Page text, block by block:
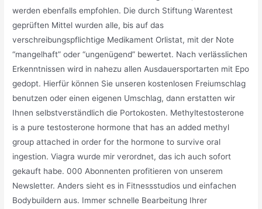
werden ebenfalls empfohlen. Die durch Stiftung Warentest
geprüften Mittel wurden alle, bis auf das
verschreibungspflichtige Medikament Orlistat, mit der Note
“mangelhaft” oder “ungenügend” bewertet. Nach verlässlichen
Erkenntnissen wird in nahezu allen Ausdauersportarten mit Epo
gedopt. Hierfür können Sie unseren kostenlosen Freiumschlag
benutzen oder einen eigenen Umschlag, dann erstatten wir
Ihnen selbstverständlich die Portokosten. Methyltestosterone
is a pure testosterone hormone that has an added methyl
group attached in order for the hormone to survive oral
ingestion. Viagra wurde mir verordnet, das ich auch sofort
gekauft habe. 000 Abonnenten profitieren von unserem
Newsletter. Anders sieht es in Fitnessstudios und einfachen
Bodybuildern aus. Immer schnelle Bearbeitung Ihrer